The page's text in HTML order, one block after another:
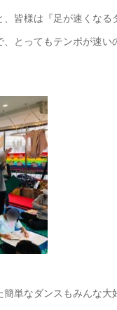
皆様は『足が速くな
とってもテンポが速
単なダンスもみんな大